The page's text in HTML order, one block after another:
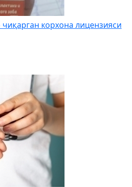
корхона лицензияси